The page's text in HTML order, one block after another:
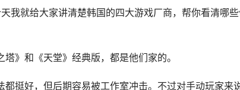
我就给大家讲清楚韩国的四大游戏厂商，帮你看清哪
》和《天堂》经典版，都是他们家的。
挺好，但后期容易被工作室冲击。不过对手动玩家来